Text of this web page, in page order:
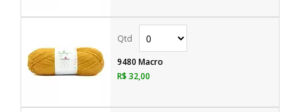
9480 Macro
R$ 32,00